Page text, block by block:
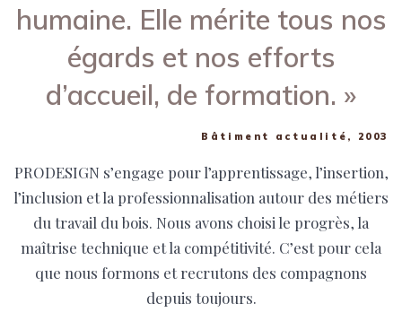
humaine. Elle mérite tous nos
égards et nos efforts
d’accueil, de formation. »
Bâtiment actualité, 2003
PRODESIGN s’engage pour l’apprentissage, l’insertion,
l’inclusion et la professionnalisation autour des métiers
du travail du bois. Nous avons choisi le progrès, la
maîtrise technique et la compétitivité. C’est pour cela
que nous formons et recrutons des compagnons
depuis toujours.